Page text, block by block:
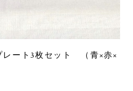
ート3枚セット （青×赤×